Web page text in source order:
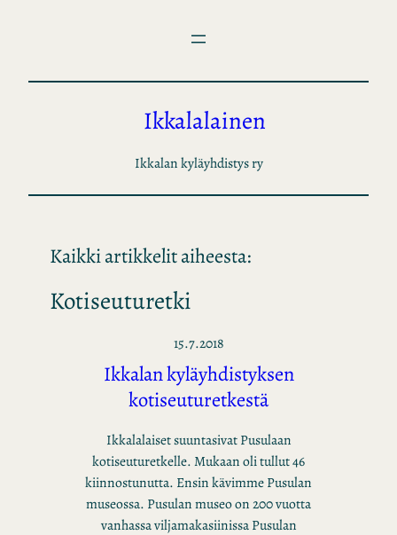
Ikkalalainen
Ikkalan kyläyhdistys ry
Kaikki artikkelit aiheesta:
Kotiseuturetki
15.7.2018
Ikkalan kyläyhdistyksen
kotiseuturetkestä
Ikkalalaiset suuntasivat Pusulaan
kotiseuturetkelle. Mukaan oli tullut 46
kiinnostunutta. Ensin kävimme Pusulan
museossa. Pusulan museo on 200 vuotta
vanhassa viljamakasiinissa Pusulan